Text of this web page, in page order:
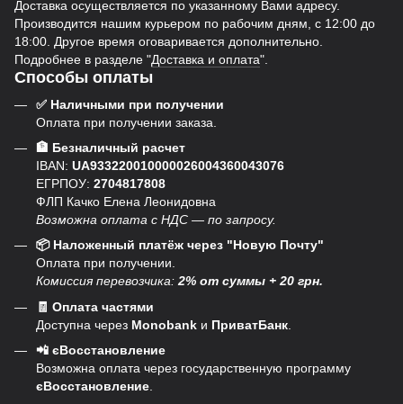
Доставка осуществляется по указанному Вами адресу.
Производится нашим курьером по рабочим дням, с 12:00 до
18:00. Другое время оговаривается дополнительно.
Подробнее в разделе "Доставка и оплата".
Способы оплаты
✅ Наличными при получении
Оплата при получении заказа.
🏦 Безналичный расчет
IBAN: UA933220010000026004360043076
ЕГРПОУ: 2704817808
ФЛП Качко Елена Леонидовна
Возможна оплата с НДС — по запросу.
📦 Наложенный платёж через "Новую Почту"
Оплата при получении.
Комиссия перевозчика:2% от суммы + 20 грн.
🧾 Оплата частями
Доступна через Monobank и ПриватБанк
📲 єВосстановление
Возможна оплата через государственную программу
єВосстановление